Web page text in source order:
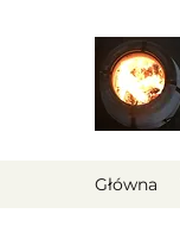
Główna